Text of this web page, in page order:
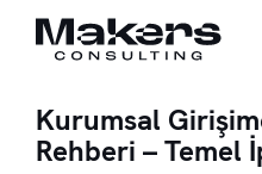
Kurumsal
Rehberi – Temel